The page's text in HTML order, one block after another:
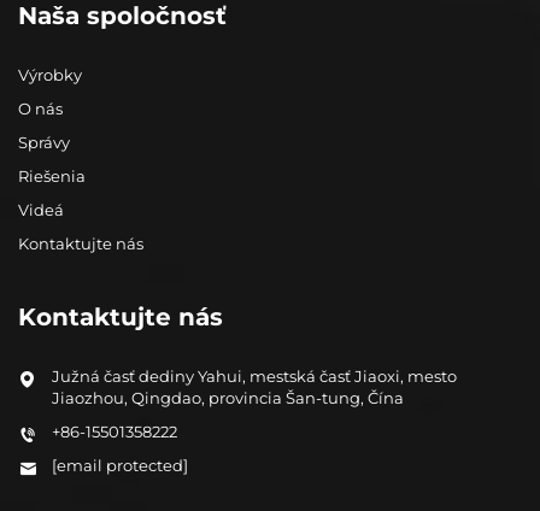
Naša spoločnosť
Výrobky
O nás
Správy
Riešenia
Videá
Kontaktujte nás
Kontaktujte nás
Južná časť dediny Yahui, mestská časť Jiaoxi, mesto
Jiaozhou, Qingdao, provincia Šan-tung, Čína
+86-15501358222
[email protected]